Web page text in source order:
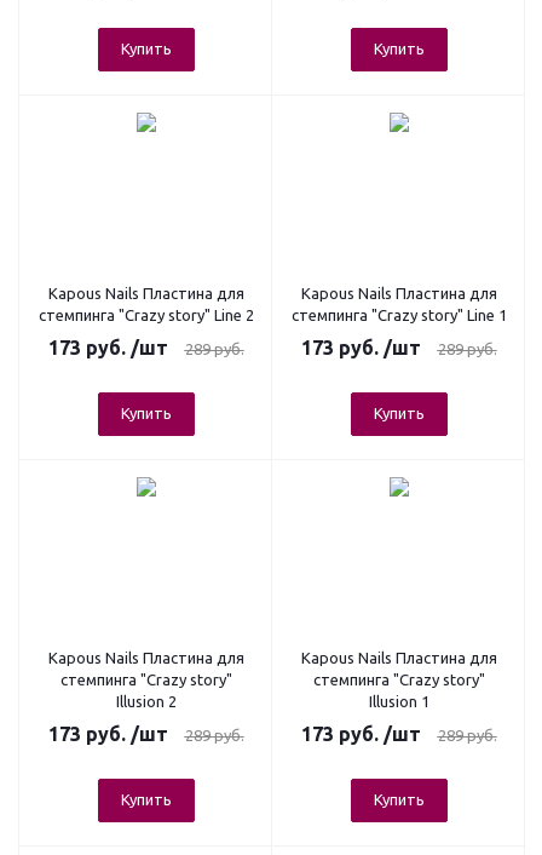
Купить Купить
Kapous Nails Пластина для
стемпинга "Crazy story" Line 2
173 руб. /шт 289руб.
Купить
Kapous Nails Пластина для
стемпинга "Crazy story" Line 1
173 руб. /шт 289руб.
Купить
Kapous Nails Пластина для
стемпинга "Crazy story"
Illusion 2
173 руб. /шт 289руб.
Купить
Kapous Nails Пластина для
стемпинга "Crazy story"
Illusion 1
173 руб. /шт 289руб.
Купить